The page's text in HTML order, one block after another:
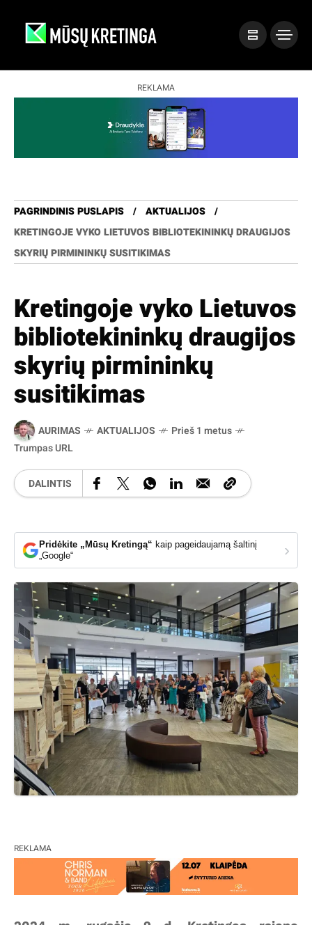
REKLAMA
PAGRINDINIS PUSLAPIS
AKTUALIJOS
KRETINGOJE VYKO LIETUVOS BIBLIOTEKININKŲ DRAUGIJOS
SKYRIŲ PIRMININKŲ SUSITIKIMAS
Kretingoje vyko Lietuvos
bibliotekininkų draugijos
skyrių pirmininkų
susitikimas
AURIMAS AKTUALIJOS
Prieš 1 metus
Trumpas URL
DALINTIS
Pridėkite „Mūsų Kretingą“ kaip pageidaujamą šaltinį
„Google“
›
REKLAMA